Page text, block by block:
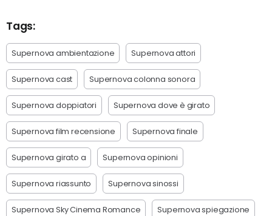
Tags:
Supernova ambientazione Supernova attori
Supernova cast Supernova colonna sonora
Supernova doppiatori Supernova dove è girato
Supernova film recensione Supernova finale
Supernova girato a Supernova opinioni
Supernova riassunto Supernova sinossi
Supernova Sky Cinema Romance Supernova spiegazione